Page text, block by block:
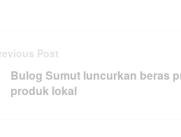
Post
Bulog Sumut luncurkan beras
produk lokal